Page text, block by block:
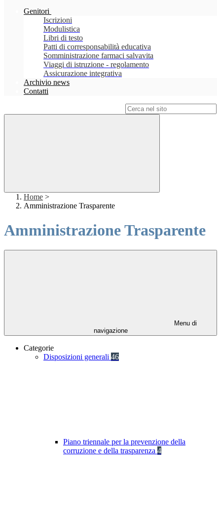
Genitori
Iscrizioni
Modulistica
Libri di testo
Patti di corresponsabilità educativa
Somministrazione farmaci salvavita
Viaggi di istruzione - regolamento
Assicurazione integrativa
Archivio news
Contatti
Home >
Amministrazione Trasparente
Amministrazione Trasparente
Menu di
navigazione
Categorie
Disposizioni generali 46
Piano triennale per la prevenzione della
corruzione e della trasparenza 4